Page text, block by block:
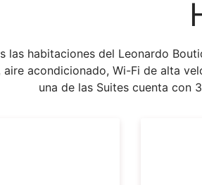
las habitaciones del Leonardo
aire acondicionado, Wi-Fi de alta
una de las Suites cuenta con